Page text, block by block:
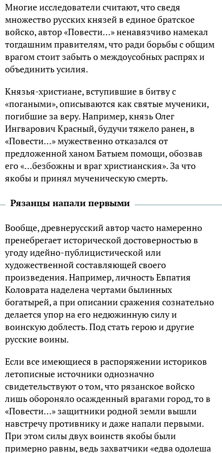
Многие исследователи считают, что сведя
множество русских князей в единое братское
войско, автор «Повести…» ненавязчиво намекал
тогдашним правителям, что ради борьбы с общим
врагом стоит забыть о междоусобных распрях и
объединить усилия.
Князья-христиане, вступившие в битву с
«погаными», описываются как святые мученики,
погибшие за веру. Например, князь Олег
Ингварович Красный, будучи тяжело ранен, в
«Повести…» мужественно отказался от
предложенной ханом Батыем помощи, обозвав
его «…безбожны и враг христианския». За что
якобы и принял мученическую смерть.
Рязанцы напали первыми
Вообще, древнерусский автор часто намеренно
пренебрегает исторической достоверностью в
угоду идейно-публицистической или
художественной составляющей своего
произведения. Например, личность Евпатия
Коловрата наделена чертами былинных
богатырей, а при описании сражения сознательно
делается упор на его недюжинную силу и
воинскую доблесть. Под стать герою и другие
русские воины.
Если все имеющиеся в распоряжении историков
летописные источники однозначно
свидетельствуют о том, что рязанское войско
лишь обороняло осажденный врагами город, то в
«Повести…» защитники родной земли вышли
навстречу противнику и даже напали первыми.
При этом силы двух воинств якобы были
примерно равны, ведь захватчики «едва одолеша